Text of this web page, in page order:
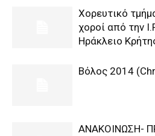
Χορευτικό
χοροί από την
Ηράκλειο
Βόλος 2014
ΑΝΑΚΟΙΝΩΣΗ-